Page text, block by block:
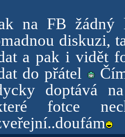
na FB žádný
diskuzi,
a pak i vidět
do přátel
doptává
fotce